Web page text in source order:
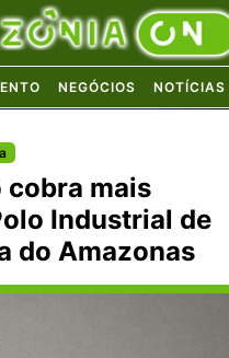
NEGÓCIOS NOTÍCIAS
cobra mais
Industrial de
do Amazonas